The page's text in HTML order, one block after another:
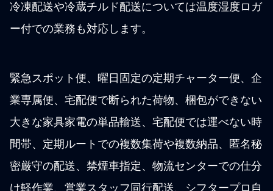
冷凍配送や冷蔵チルド配送については温度湿度ロガ
ー付での業務も対応します。
緊急スポット便、曜日固定の定期チャーター便、企
業専属便、宅配便で断られた荷物、梱包ができない
大きな家具家電の単品輸送、宅配便では運べない時
間帯、定期ルートでの複数集荷や複数納品、匿名秘
密厳守の配送、禁煙車指定、物流センターでの仕分
け軽作業、営業スタッフ同行配送、シフタープロ自